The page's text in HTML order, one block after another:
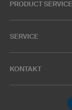
PRODUCT SERVICE
SERVICE
KONTAKT